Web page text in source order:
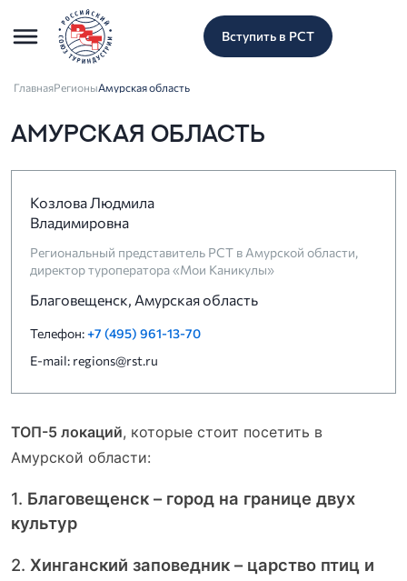
Вступить в РСТ
ГлавнаяРегионыАмурская область
АМУРСКАЯ ОБЛАСТЬ
Козлова Людмила
Владимировна
Региональный представитель РСТ в Амурской области,
директор туроператора «Мои Каникулы»
Благовещенск, Амурская область
Телефон:+7 (495) 961-13-70
E-mail: regions@rst.ru
ТОП-5 локаций, которые стоит посетить в
Амурской области:
1. Благовещенск – город на границе двух
культур
2. Хинганский заповедник – царство птиц и